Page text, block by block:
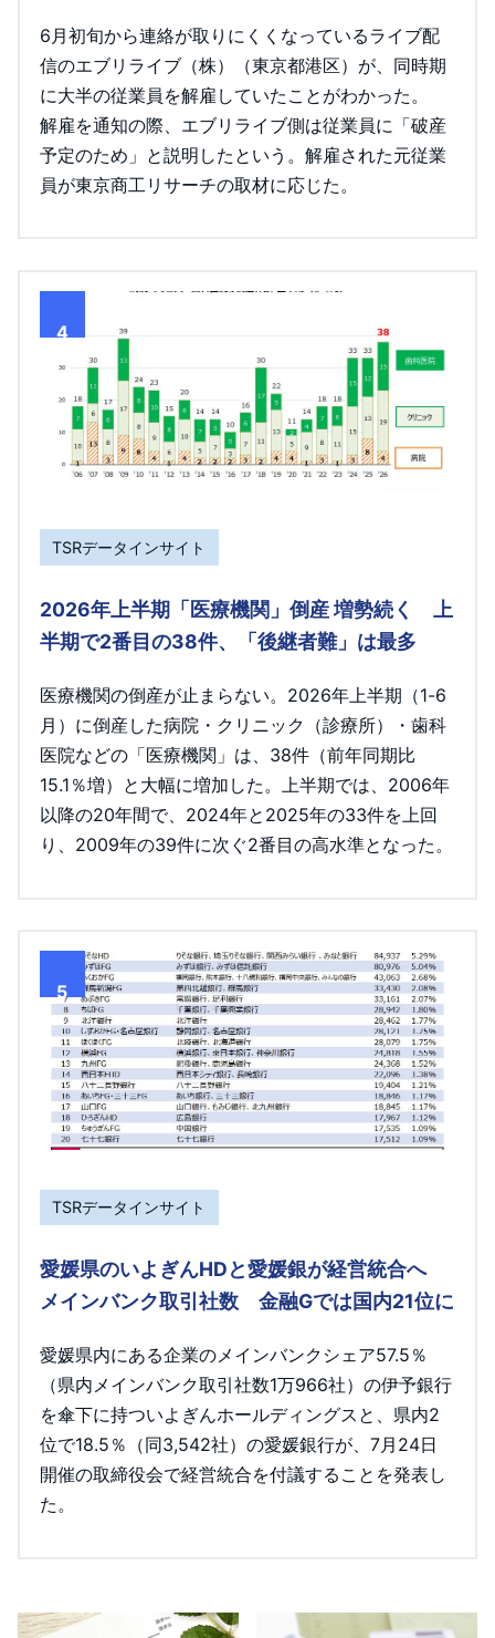
6月初旬から連絡が取りにくくなっているライブ配
信のエブリライブ（株）（東京都港区）が、同時期
に大半の従業員を解雇していたことがわかった。
解雇を通知の際、エブリライブ側は従業員に「破産
予定のため」と説明したという。解雇された元従業
員が東京商工リサーチの取材に応じた。
4
TSRデータインサイト
2026年上半期「医療機関」倒産 増勢続く 上
半期で2番目の38件、「後継者難」は最多
医療機関の倒産が止まらない。2026年上半期（1-6
月）に倒産した病院・クリニック（診療所）・歯科
医院などの「医療機関」は、38件（前年同期比
15.1％増）と大幅に増加した。上半期では、2006年
以降の20年間で、2024年と2025年の33件を上回
り、2009年の39件に次ぐ2番目の高水準となった。
5
TSRデータインサイト
愛媛県のいよぎんHDと愛媛銀が経営統合へ
メインバンク取引社数 金融Gでは国内21位に
愛媛県内にある企業のメインバンクシェア57.5％
（県内メインバンク取引社数1万966社）の伊予銀行
を傘下に持ついよぎんホールディングスと、県内2
位で18.5％（同3,542社）の愛媛銀行が、7月24日
開催の取締役会で経営統合を付議することを発表し
た。